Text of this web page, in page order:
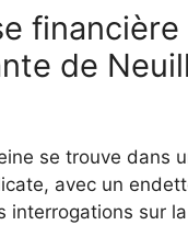
financière
de
se trouve dans
avec un
interrogations sur